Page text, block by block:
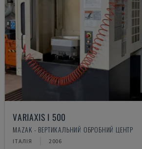
VARIAXIS I 500
MAZAK - ВЕРТИКАЛЬНИЙ ОБРОБНИЙ ЦЕНТР
ІТАЛІЯ 2006